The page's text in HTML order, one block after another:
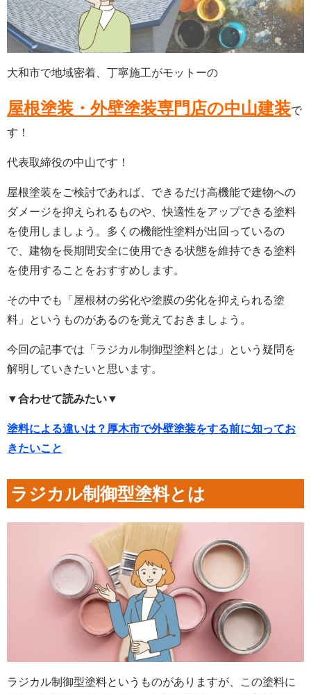
大和市で地域密着、丁寧施工がモットーの
屋根塗装・外壁塗装専門店の中山建装で
す！
代表取締役の中山です！
屋根塗装をご検討であれば、できるだけ高機能で建物への
ダメージを抑えられるものや、快適性をアップできる塗料
を使用しましょう。多くの機能性塗料が出回っているの
で、建物を長期間安全に使用できる状態を維持できる塗料
を使用することをおすすめします。
その中でも「屋根材の劣化や塗膜の劣化を抑えられる塗
料」というものがあるのを覚えておきましょう。
今回の記事では「ラジカル制御型塗料とは」という疑問を
解明していきたいと思います。
▼合わせて読みたい▼
塗料による違いは？厚木市で外壁塗装をする前に知ってお
きたいこと
ラジカル制御型塗料とは
ラジカル制御型塗料というものがありますが、この塗料に